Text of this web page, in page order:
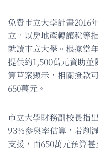
免費市立大學計畫2016
立，以房地產轉讓稅等
就讀市立大學。根據當
提供約1,500萬元資助
算草案顯示，相關撥款
650萬元。
市立大學財務副校長指
93%參與率估算，若削
支援，而650萬元預算